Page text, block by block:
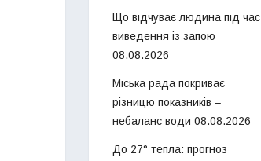
Що відчуває людина під час
виведення із запою
08.08.2026
Міська рада покриває
різницю показників –
небаланс води 08.08.2026
До 27° тепла: прогноз